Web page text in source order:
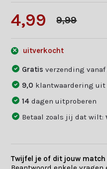
4,99 9,99
uitverkocht
Gratisverzending vanaf
9,0 klantwaardering uit
14dagen uitproberen
Betaal zoals jij dat wilt:
Twijfel je of dit jouw match